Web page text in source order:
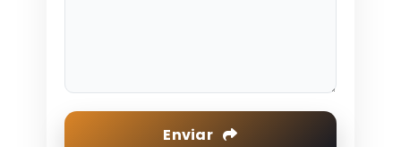
Enviar